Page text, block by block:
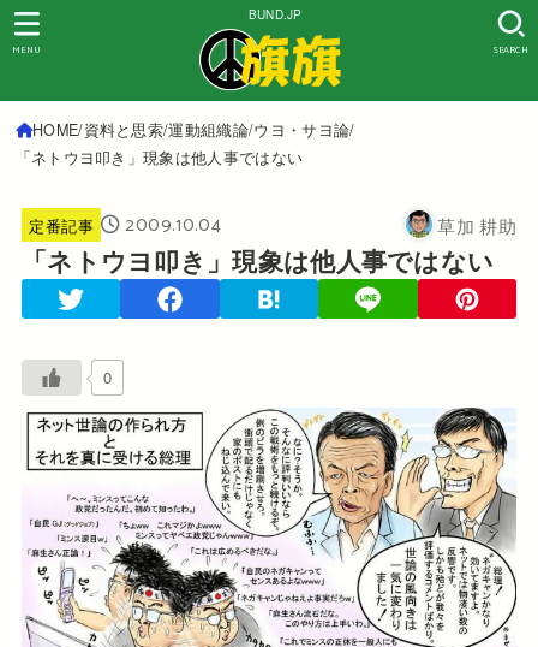
BUND.JP
SEARCH
MENU
HOME 資料と思索 運動組織論 ウヨ・サヨ論
「ネトウヨ叩き」現象は他人事ではない
定番記事 2009.10.04 草加 耕助
「ネトウヨ叩き」現象は他人事ではない
0